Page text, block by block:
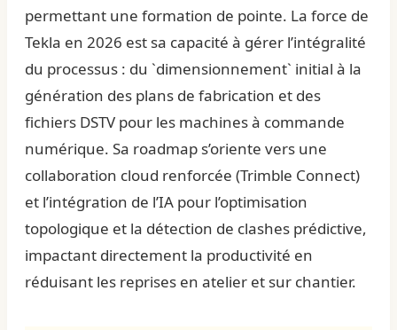
permettant une formation de pointe. La force de
Tekla en 2026 est sa capacité à gérer l’intégralité
du processus : du `dimensionnement` initial à la
génération des plans de fabrication et des
fichiers DSTV pour les machines à commande
numérique. Sa roadmap s’oriente vers une
collaboration cloud renforcée (Trimble Connect)
et l’intégration de l’IA pour l’optimisation
topologique et la détection de clashes prédictive,
impactant directement la productivité en
réduisant les reprises en atelier et sur chantier.